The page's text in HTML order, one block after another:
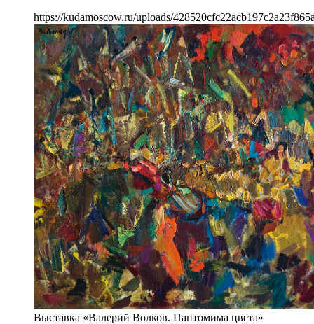
https://kudamoscow.ru/uploads/
Выставка «Валерий Волков. Пантомима цвета»